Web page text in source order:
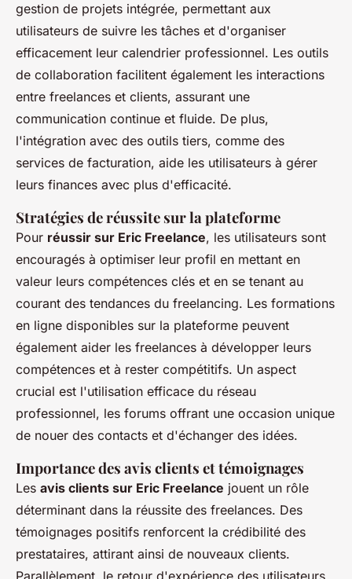
gestion de projets intégrée, permettant aux
utilisateurs de suivre les tâches et d'organiser
efficacement leur calendrier professionnel. Les outils
de collaboration facilitent également les interactions
entre freelances et clients, assurant une
communication continue et fluide. De plus,
l'intégration avec des outils tiers, comme des
services de facturation, aide les utilisateurs à gérer
leurs finances avec plus d'efficacité.
Stratégies de réussite sur la plateforme
Pour réussir sur Eric Freelance, les utilisateurs sont
encouragés à optimiser leur profil en mettant en
valeur leurs compétences clés et en se tenant au
courant des tendances du freelancing. Les formations
en ligne disponibles sur la plateforme peuvent
également aider les freelances à développer leurs
compétences et à rester compétitifs. Un aspect
crucial est l'utilisation efficace du réseau
professionnel, les forums offrant une occasion unique
de nouer des contacts et d'échanger des idées.
Importance des avis clients et témoignages
Les avis clients sur Eric Freelance jouent un rôle
déterminant dans la réussite des freelances. Des
témoignages positifs renforcent la crédibilité des
prestataires, attirant ainsi de nouveaux clients.